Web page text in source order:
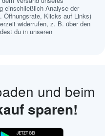
einschließlich Analyse der
Öffnungsrate, Klicks auf Links)
widerrufen, z. B. über den
du in unseren
und beim
sparen!